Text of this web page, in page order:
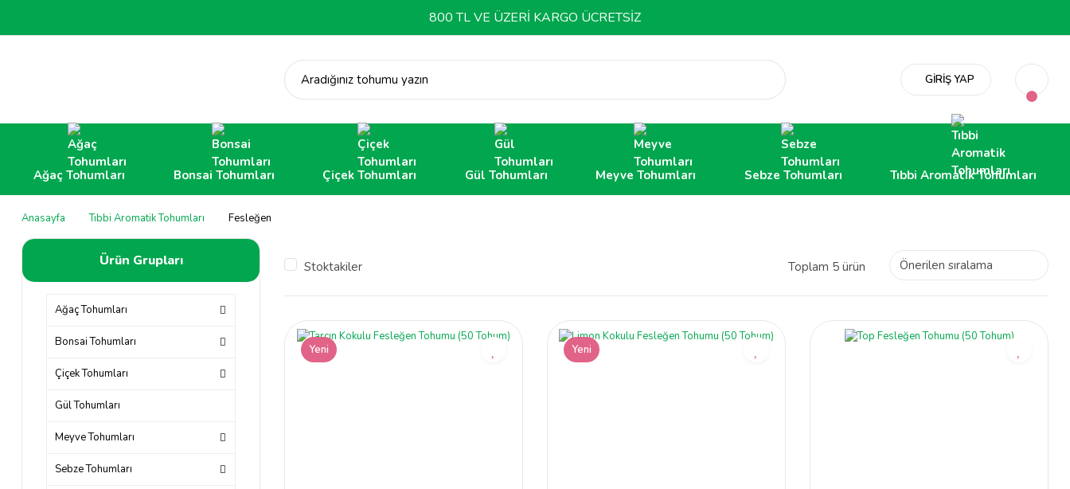
800 TL VE ÜZERİ KARGO ÜCRETSİZ
Aradığınız tohumu yazın GİRİŞ YAP
Ağaç Tohumları Bonsai Tohumları Çiçek Tohumları Gül Tohumları Meyve Tohumları Sebze Tohumları Tıbbi Aromatik Tohumları
Anasayfa Tıbbi Aromatik Tohumları Fesleğen
Ürün Grupları
Ağaç Tohumları
Bonsai Tohumları
Çiçek Tohumları
Gül Tohumları
Meyve Tohumları
Sebze Tohumları
Stoktakiler Toplam 5 ürün
Yeni Yeni